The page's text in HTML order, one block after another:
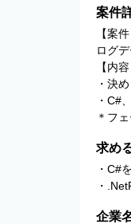
案件
【案件
ログ
【内容
・決
・C#
＊フ
求め
・C#
・
企業